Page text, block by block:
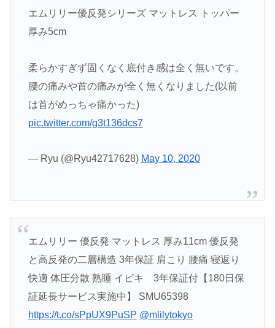
エムリリー優反発シリーズ マットレス トッパー
厚み5cm
柔らかすぎず固くなく底付き感は全く無いです。
腰の痛みや首の痛みが全く無くなりました(以前
は首がめっちゃ痛かった)
pic.twitter.com/g3t136dcs7
— Ryu (@Ryu42717628) May 10, 2020
エムリリー 優反発 マットレス 厚み11cm 優反発
と高反発の二層構造 3年保証 肩こり 腰痛 寝返り
快適 体圧分散 熟睡 イビキ 3年保証付【180日保
証延長サービス実施中】 SMU65398
https://t.co/sPpUX9PuSP @mlilytokyo